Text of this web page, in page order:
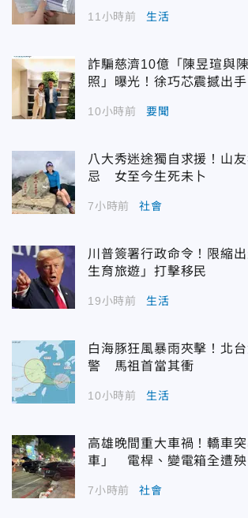
11小時前 生活
詐騙慈濟10億「陳昱瑄與
照」曝光！徐巧芯震撼出手
10小時前 要聞
八大秀迷途獨自求援！山
忌 女至今生死未卜
7小時前 社會
川普簽署行政命令！限縮
生育旅遊」打擊移民
19小時前 生活
白海豚狂風暴雨夾擊！北
警 馬祖首當其衝
10小時前 生活
高雄晚間重大車禍！轎車
車」 電桿、變電箱全遭殃
7小時前 社會